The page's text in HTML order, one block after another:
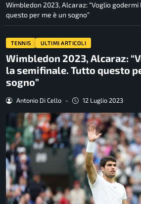
Wimbledon 2023, Alcaraz: “Voglio
questo per me è un sogno”
TENNIS ULTIMI ARTICOLI
Wimbledon 2023, Alcaraz:
la semifinale. Tutto questo
sogno”
Antonio Di Cello - 12 Luglio 2023